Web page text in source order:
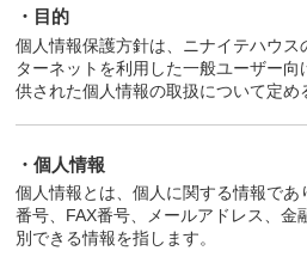
・目的
個人情報保護方針は、ニナイテハウ
ターネットを利用した一般ユーザー
供された個人情報の取扱について定め
・個人情報
個人情報とは、個人に関する情報で
番号、FAX番号、メールアドレス、金
別できる情報を指します。